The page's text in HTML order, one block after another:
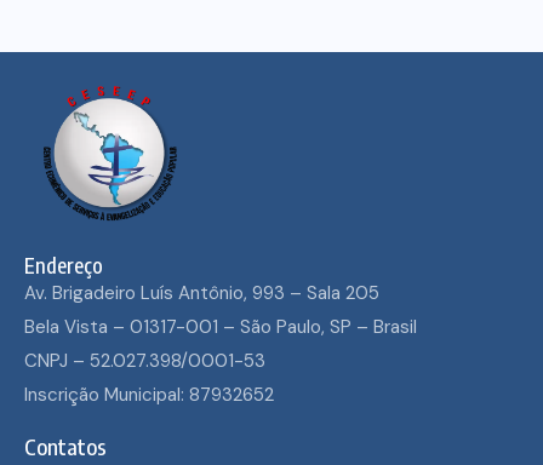
Endereço
Av. Brigadeiro Luís Antônio, 993 – Sala 205
Bela Vista – 01317-001 – São Paulo, SP – Brasil
CNPJ – 52.027.398/0001-53
Inscrição Municipal: 87932652
Contatos